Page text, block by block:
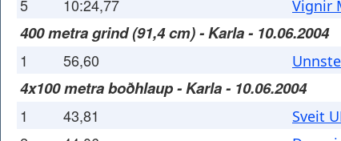
5
10:24,77 Vignir
400 metra grind (91,4 cm) - Karla - 10.06.2004
1 56,60
4x100 metra boðhlaup - Karla - 10.06.2004
1 43,81 Sveit